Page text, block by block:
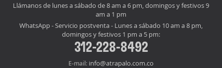
Llámanos de lunes a sábado de 8 am a 6 pm, domingos y festivos 9
am a 1 pm
WhatsApp - Servicio postventa - Lunes a sábado 10 am a 8 pm,
domingos y festivos 1 pm a 5 pm:
312-228-8492
E-mail: info@atrapalo.com.co